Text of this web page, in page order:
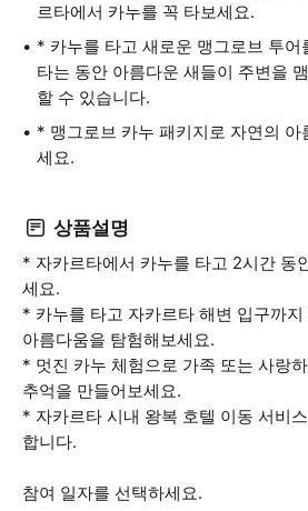
르타에서 카누를 꼭 타보세요.
* 카누를 타고 새로운 맹그로브 투어
타는 동안 아름다운 새들이 주변을
할 수 있습니다.
* 맹그로브 카누 패키지로 자연의 아
세요.
상품설명
* 자카르타에서 카누를 타고 2시간 동
세요.
* 카누를 타고 자카르타 해변 입구까
아름다움을 탐험해보세요.
* 멋진 카누 체험으로 가족 또는 사랑
추억을 만들어보세요.
* 자카르타 시내 왕복 호텔 이동 서비
합니다.
참여 일자를 선택하세요.